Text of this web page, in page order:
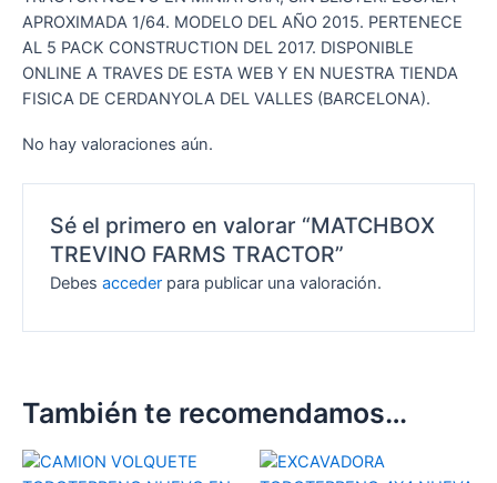
APROXIMADA 1/64. MODELO DEL AÑO 2015. PERTENECE
AL 5 PACK CONSTRUCTION DEL 2017. DISPONIBLE
ONLINE A TRAVES DE ESTA WEB Y EN NUESTRA TIENDA
FISICA DE CERDANYOLA DEL VALLES (BARCELONA).
No hay valoraciones aún.
Sé el primero en valorar “MATCHBOX
TREVINO FARMS TRACTOR”
Debesacceder para publicar una valoración.
También te recomendamos…